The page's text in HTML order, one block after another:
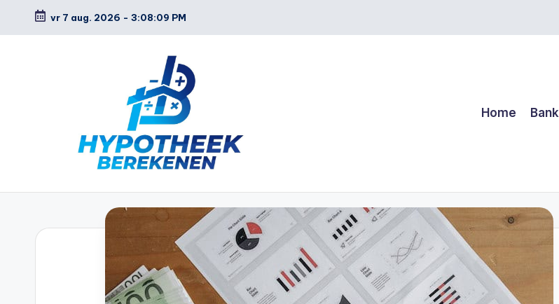
Ga
vr 7 aug. 2026 - 3:08:10 PM
H
Home Bank